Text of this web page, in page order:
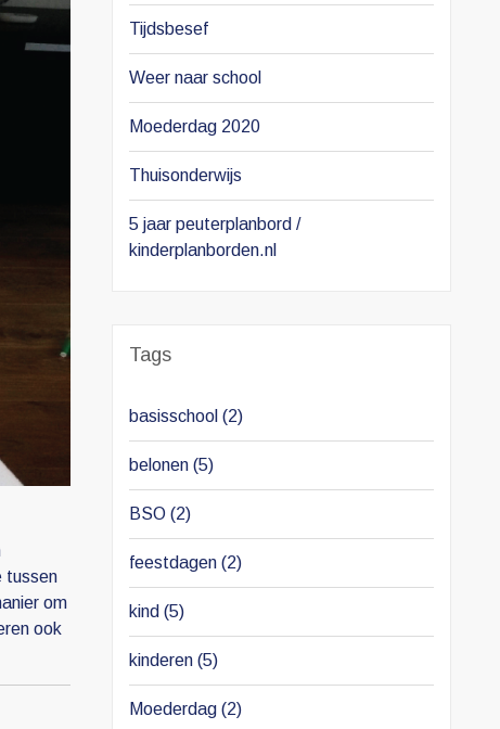
tussen
om
ook
Tijdsbesef
Weer naar school
Moederdag 2020
Thuisonderwijs
5 jaar peuterplanbord /
kinderplanborden.nl
Tags
basisschool (2)
belonen (5)
BSO (2)
feestdagen (2)
kind (5)
kinderen (5)
Moederdag (2)